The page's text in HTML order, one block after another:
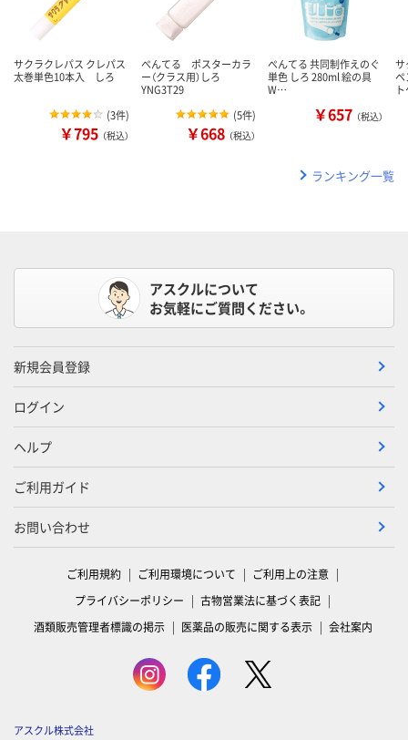
サクラクレパス クレパス
太巻単色10本入 しろ
(3件)
￥795 （税込）
ぺんてる ポスターカラ
ー（クラス用）しろ
YNG3T29
(5件)
￥668 （税込）
ぺんてる 共同制作えのぐ
単色 しろ 280ml 絵の具
W…
￥657 （税込）
サ
ペ
ランキング一覧
アスクルについて
お気軽にご質問ください。
新規会員登録
ログイン
ヘルプ
ご利用ガイド
お問い合わせ
ご利用規約 ご利用環境について
ご利用上の注意
プライバシーポリシー
古物営業法に基づく表記
酒類販売管理者標識の掲示
医薬品の販売に関する表示 会社案内
アスクル株式会社